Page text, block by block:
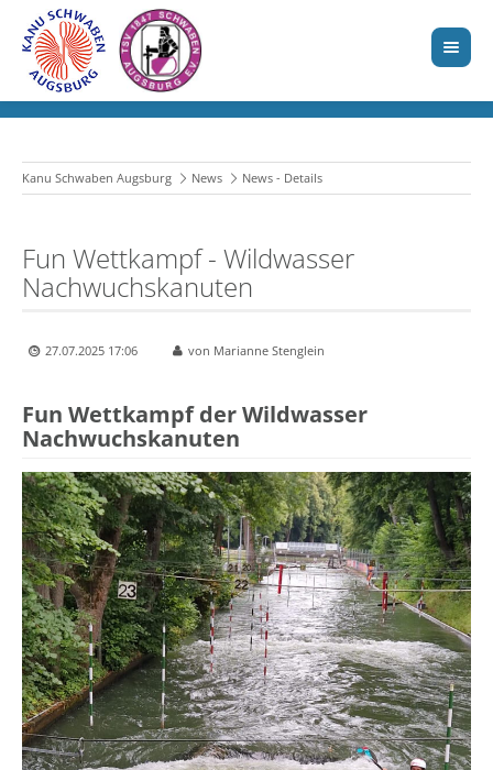
Kanu Schwaben Augsburg News News - Details
Fun Wettkampf - Wildwasser
Nachwuchskanuten
27.07.2025 17:06 von Marianne Stenglein
Fun Wettkampf der Wildwasser
Nachwuchskanuten